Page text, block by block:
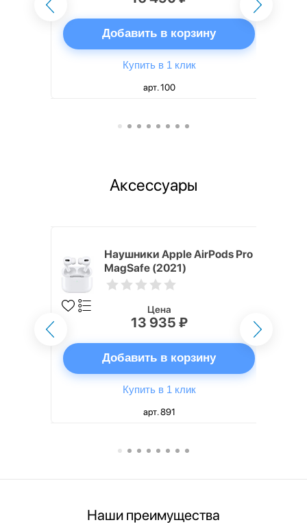
Добавить в корзину
Купить в 1 клик
арт. 100
Аксессуары
Наушники Apple AirPods Pro
MagSafe (2021)
Цена
13 935 ₽
Добавить в корзину
Купить в 1 клик
арт. 891
Наши преимущества